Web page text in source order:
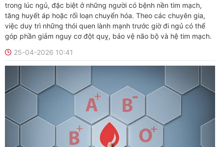
trong lúc ngủ, đặc biệt ở những người có bệnh nền tim mạch,
tăng huyết áp hoặc rối loạn chuyển hóa. Theo các chuyên gia,
việc duy trì những thói quen lành mạnh trước giờ đi ngủ có thể
góp phần giảm nguy cơ đột quỵ, bảo vệ não bộ và hệ tim mạch.
25-04-2026 10:41